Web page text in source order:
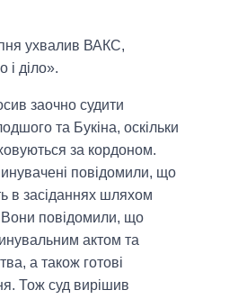
ухвалив ВАКС,
і діло».
заочно судити
та Букіна, оскільки
за кордоном.
повідомили, що
в засіданнях шляхом
Вони повідомили, що
актом та
а також готові
Тож суд вирішив